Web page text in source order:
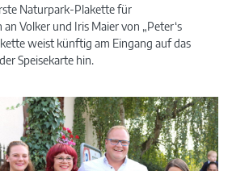
Naturpark-Plakette für
Volker und Iris Maier von „Peter‘s
weist künftig am Eingang auf das
Speisekarte hin.